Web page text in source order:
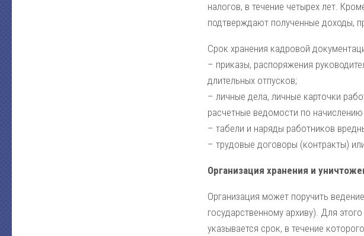
налогов, в течение четырех лет.
подтверждают полученные доходы,
Срок хранения кадровой
– приказы, распоряжения
длительных отпусков;
– личные дела, личные карточки
расчетные ведомости по
– табели и наряды работников
– трудовые договоры (контракты)
Организация хранения и
Организация может поручить
государственному архиву). Для
указывается срок, в течение